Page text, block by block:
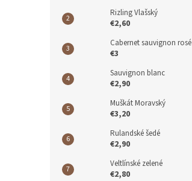
Rizling Vlašský
€2,60
Cabernet sauvignon rosé
€3
Sauvignon blanc
€2,90
Muškát Moravský
€3,20
Rulandské šedé
€2,90
Veltlínské zelené
€2,80